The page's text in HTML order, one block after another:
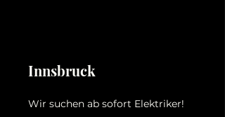
Innsbruck
Wir suchen ab sofort Elektriker!